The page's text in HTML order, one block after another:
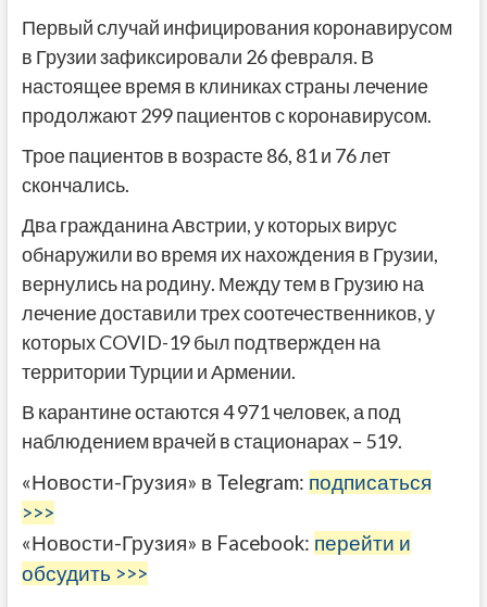
Первый случай инфицирования коронавирусом
в Грузии зафиксировали 26 февраля. В
настоящее время в клиниках страны лечение
продолжают 299 пациентов с коронавирусом.
Трое пациентов в возрасте 86, 81 и 76 лет
скончались.
Два гражданина Австрии, у которых вирус
обнаружили во время их нахождения в Грузии,
вернулись на родину. Между тем в Грузию на
лечение доставили трех соотечественников, у
которых COVID-19 был подтвержден на
территории Турции и Армении.
В карантине остаются 4 971 человек, а под
наблюдением врачей в стационарах – 519.
«Новости-Грузия» в Telegram: подписаться
>>>
«Новости-Грузия» в Facebook: перейти и
обсудить >>>